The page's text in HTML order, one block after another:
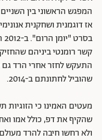
אז דוגמנית ושחקנית
קשר רומנטי ביניהם
התעקש לחזר אחרי הרד גם
שהוביל לחתונתם ב-2014.
מעטים האמינו כי הזוגיות
שהקיף את דפ, כולל אמו
ולא רחשו חיבה להרד